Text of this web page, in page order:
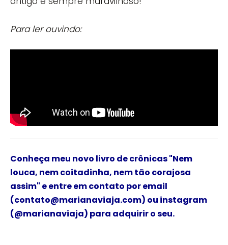
Para ler ouvindo:
Conheça meu novo livro de crônicas"Nem
louca, nem coitadinha, nem tão corajosa
assim" eentre em contato por email
(contato@marianaviaja.com) ou instagram
(@marianaviaja) para adquirir o seu.